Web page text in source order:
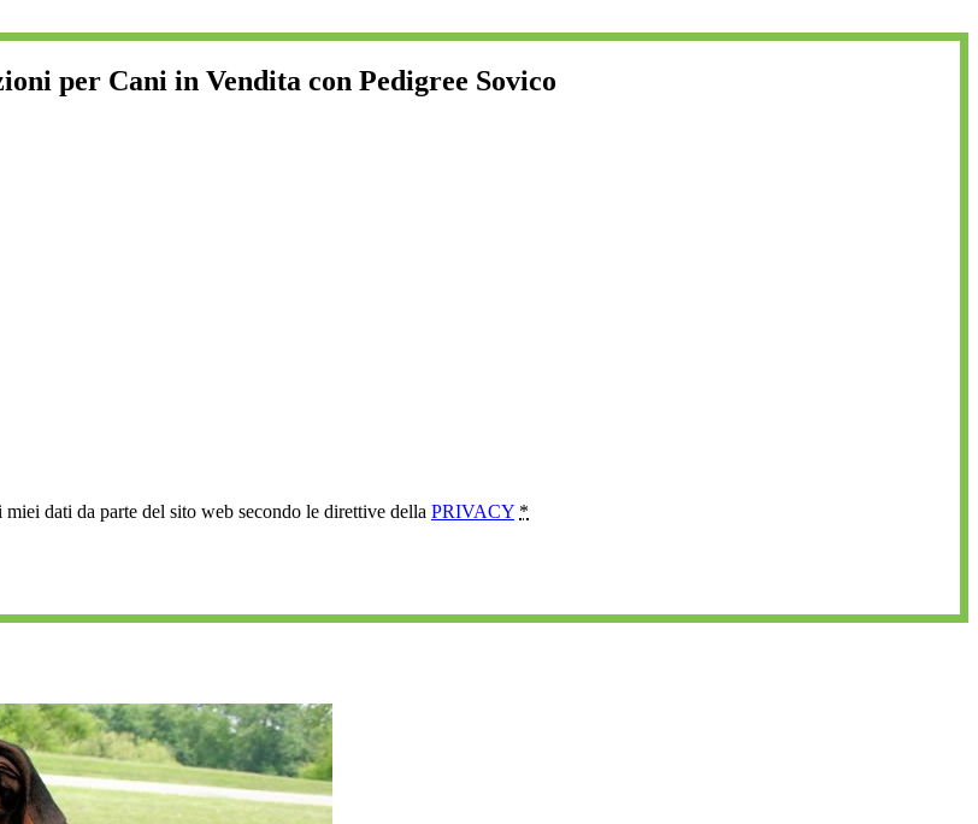
per Cani in Vendita con Pedigree Sovico
dati da parte del sito web secondo le direttive della PRIVACY *